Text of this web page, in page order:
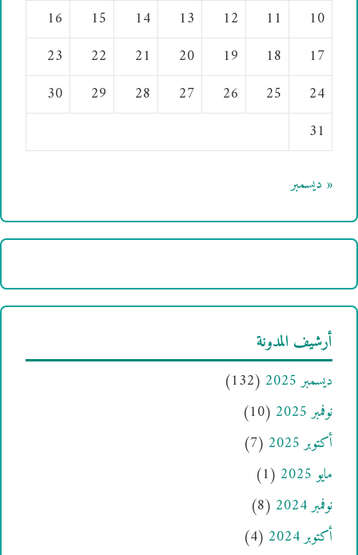
10
11
12
13
14
15
16
17
18
19
20
21
22
23
24
25
26
27
28
29
30
31
« ديسمبر
أرشيف المدونة
ديسمبر 2025
(132)
نوفمبر 2025
(10)
أكتوبر 2025
(7)
مايو 2025
(1)
نوفمبر 2024
(8)
أكتوبر 2024
(4)